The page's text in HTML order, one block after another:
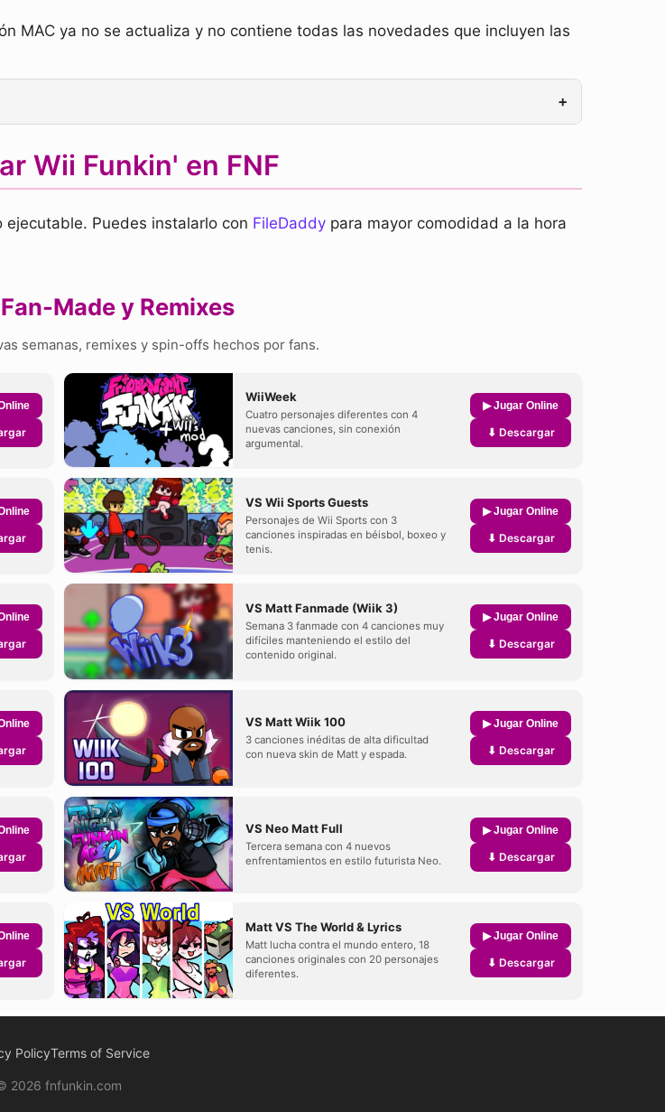
MAC ya no se actualiza y no contiene todas las novedades que incluyen las
+
Wii Funkin' en FNF
ejecutable. Puedes instalarlo con FileDaddy para mayor comodidad a la hora
Made y Remixes
semanas, remixes y spin-offs hechos por fans.
WiiWeek
Cuatro personajes diferentes con 4
nuevas canciones, sin conexión
argumental.
▶ Jugar Online
⬇ Descargar
VS Wii Sports Guests
Personajes de Wii Sports con 3
canciones inspiradas en béisbol, boxeo y
tenis.
▶ Jugar Online
⬇ Descargar
VS Matt Fanmade (Wiik 3)
Semana 3 fanmade con 4 canciones muy
difíciles manteniendo el estilo del
contenido original.
▶ Jugar Online
⬇ Descargar
VS Matt Wiik 100
3 canciones inéditas de alta dificultad
con nueva skin de Matt y espada.
▶ Jugar Online
⬇ Descargar
VS Neo Matt Full
Tercera semana con 4 nuevos
enfrentamientos en estilo futurista Neo.
▶ Jugar Online
⬇ Descargar
Matt VS The World & Lyrics
Matt lucha contra el mundo entero, 18
canciones originales con 20 personajes
diferentes.
▶ Jugar Online
⬇ Descargar
PolicyTerms of Service
2026 fnfunkin.com